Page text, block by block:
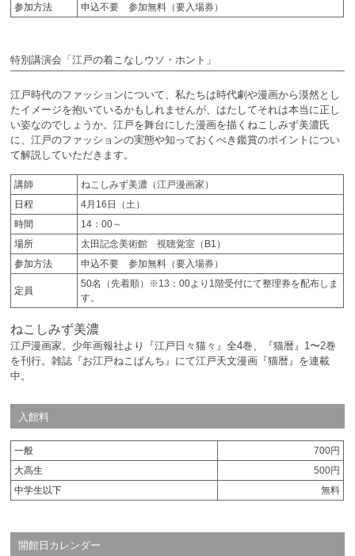
参加方法
申込不要 参加無料（要入場券）
特別講演会「江戸の着こなしウソ・ホント」
江戸時代のファッションについて、私たちは時代劇や漫画から漠然とし
たイメージを抱いているかもしれませんが、はたしてそれは本当に正し
い姿なのでしょうか。江戸を舞台にした漫画を描くねこしみず美濃氏
に、江戸のファッションの実態や知っておくべき鑑賞のポイントについ
て解説していただきます。
講師
ねこしみず美濃（江戸漫画家）
日程
4月16日（土）
時間
14：00～
場所
太田記念美術館 視聴覚室（B1）
参加方法
申込不要 参加無料（要入場券）
定員
50名（先着順）※13：00より1階受付にて整理券を配布しま
す。
ねこしみず美濃
江戸漫画家。少年画報社より『江戸日々猫々』全4巻、『猫暦』1〜2巻
を刊行。雑誌『お江戸ねこぱんち』にて江戸天文漫画『猫暦』を連載
中。
入館料
一般
700円
大高生
500円
中学生以下
無料
開館日カレンダー